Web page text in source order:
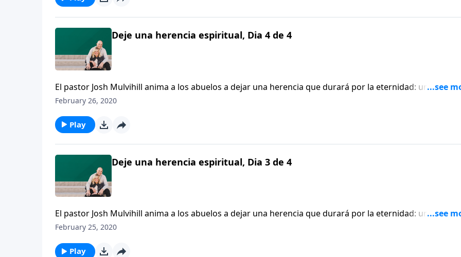
Deje una herencia espiritual, Dia 4 de 4
El pastor Josh Mulvihill anima a los abuelos a dejar una herencia que durará por la eternidad: una fe que
perdure.
February 26, 2020
Play
Deje una herencia espiritual, Dia 3 de 4
El pastor Josh Mulvihill anima a los abuelos a dejar una herencia que durará por la eternidad: una fe que
perdure.
February 25, 2020
Play